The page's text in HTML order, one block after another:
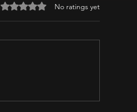
Rated 0 out of 5 stars.
No ratings yet